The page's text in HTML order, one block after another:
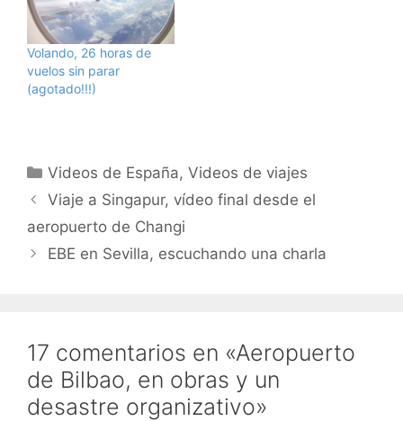
Volando, 26 horas de
vuelos sin parar
(agotado!!!)
Categorías
Videos de España,Videos de viajes
Viaje a Singapur, vídeo final desde el
aeropuerto de Changi
EBE en Sevilla, escuchando una charla
17 comentarios en «Aeropuerto
de Bilbao, en obras y un
desastre organizativo»